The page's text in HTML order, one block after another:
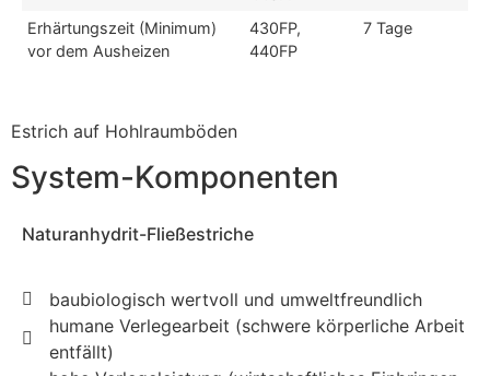
Erhärtungszeit (Minimum)
vor dem Ausheizen
430FP,
440FP
7 Tage
Estrich auf Hohlraumböden
System-Komponenten
Naturanhydrit-Fließestriche
baubiologisch wertvoll und umweltfreundlich
humane Verlegearbeit (schwere körperliche Arbeit
entfällt)